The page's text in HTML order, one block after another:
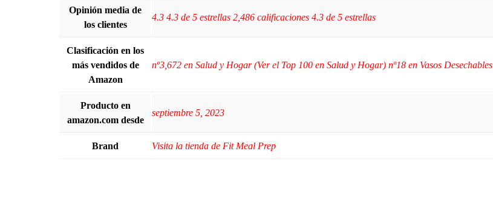
Opinión media de
los clientes
4.3 4.3 de 5 estrellas 2,486 calificaciones 4.3 de 5 estrellas
Clasificación en los
más vendidos de
Amazon
nº3,672 en Salud y Hogar (Ver el Top 100 en Salud y Hogar) nº18 en Vasos Desechables
Producto en
amazon.com desde
septiembre 5, 2023
Brand Visita la tienda de Fit Meal Prep